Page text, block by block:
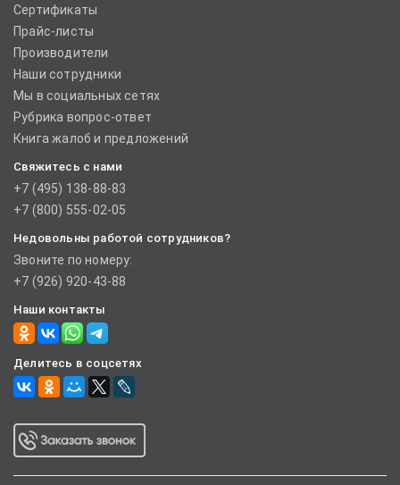
Сертификаты
Прайс-листы
Производители
Наши сотрудники
Мы в социальных сетях
Рубрика вопрос-ответ
Книга жалоб и предложений
Свяжитесь с нами
+7 (495) 138-88-83
+7 (800) 555-02-05
Недовольны работой сотрудников?
Звоните по номеру:
+7 (926) 920-43-88
Наши контакты
Делитесь в соцсетях